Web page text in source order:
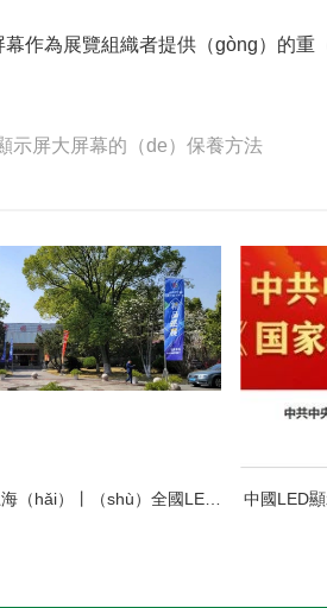
幕作為展覽組織者提供（gòng）的
示屏大屏幕的（de）保養方法
群英薈萃 共聚上海（hǎi）丨（shù）全國LED精品（pǐn）巡展（zhǎn）攜手共謀行業發展大計 中國LED